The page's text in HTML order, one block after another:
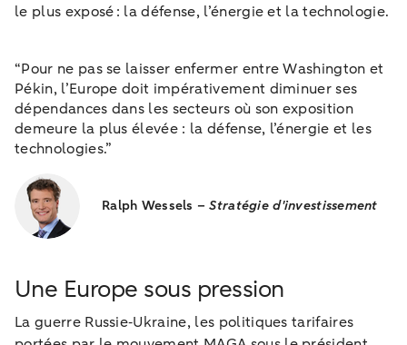
le plus exposé : la défense, l’énergie et la technologie.
“Pour ne pas se laisser enfermer entre Washington et
Pékin, l’Europe doit impérativement diminuer ses
dépendances dans les secteurs où son exposition
demeure la plus élevée : la défense, l’énergie et les
technologies.”
Ralph Wessels –Stratégie d'investissement
Une Europe sous pression
La guerre Russie‑Ukraine, les politiques tarifaires